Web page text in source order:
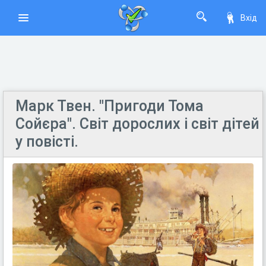
Вхід
Марк Твен. "Пригоди Тома
Сойєра". Світ дорослих і світ дітей
у повісті.